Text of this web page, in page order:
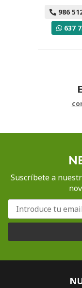
986
637
Suscríbete a